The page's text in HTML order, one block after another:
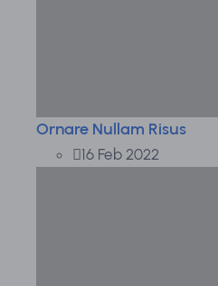
Ornare Nullam Risus
16 Feb 2022